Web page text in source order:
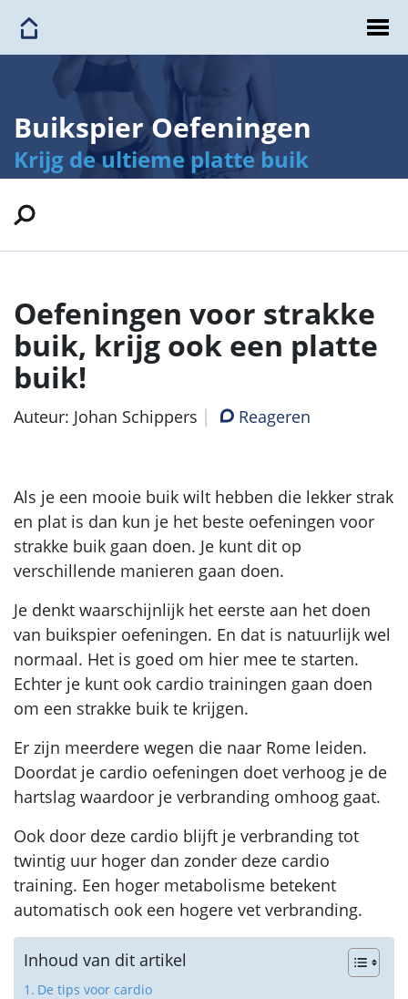
Buikspier Oefeningen
Krijg de ultieme platte buik
Oefeningen voor strakke
buik, krijg ook een platte
buik!
Auteur: Johan Schippers Reageren
Als je een mooie buik wilt hebben die lekker strak
en plat is dan kun je het beste oefeningen voor
strakke buik gaan doen. Je kunt dit op
verschillende manieren gaan doen.
Je denkt waarschijnlijk het eerste aan het doen
van buikspier oefeningen. En dat is natuurlijk wel
normaal. Het is goed om hier mee te starten.
Echter je kunt ook cardio trainingen gaan doen
om een strakke buik te krijgen.
Er zijn meerdere wegen die naar Rome leiden.
Doordat je cardio oefeningen doet verhoog je de
hartslag waardoor je verbranding omhoog gaat.
Ook door deze cardio blijft je verbranding tot
twintig uur hoger dan zonder deze cardio
training. Een hoger metabolisme betekent
automatisch ook een hogere vet verbranding.
Inhoud van dit artikel
De tips voor cardio